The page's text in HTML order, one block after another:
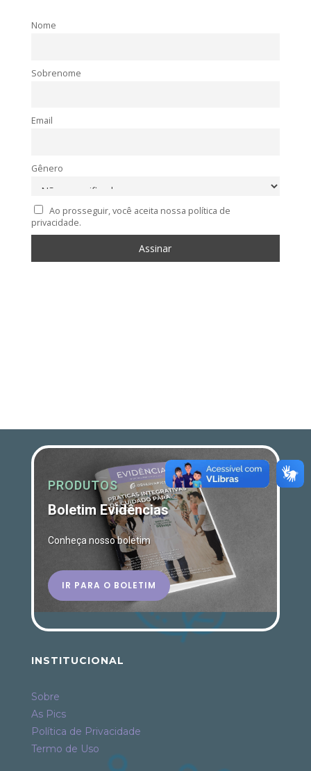
Nome
Sobrenome
Email
Gênero
Ao prosseguir, você aceita nossa política de
privacidade.
PRODUTOS
Boletim Evidências
Conheça nosso boletim
IR PARA O BOLETIM
INSTITUCIONAL
Sobre
As Pics
Política de Privacidade
Termo de Uso